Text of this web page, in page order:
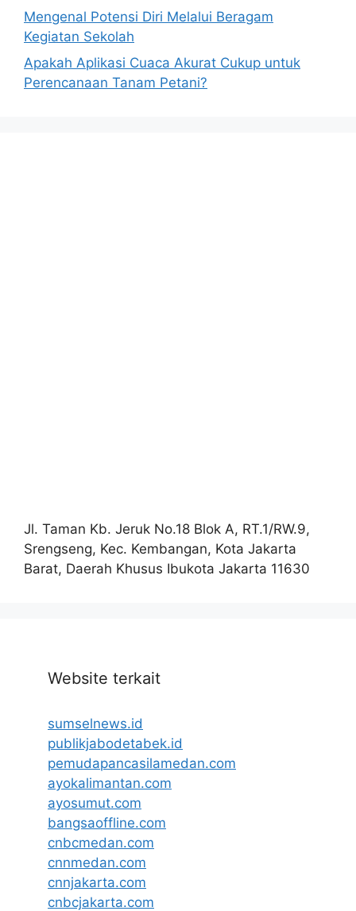
Mengenal Potensi Diri Melalui Beragam
Kegiatan Sekolah
Apakah Aplikasi Cuaca Akurat Cukup untuk
Perencanaan Tanam Petani?
Jl. Taman Kb. Jeruk No.18 Blok A, RT.1/RW.9,
Srengseng, Kec. Kembangan, Kota Jakarta
Barat, Daerah Khusus Ibukota Jakarta 11630
Website terkait
sumselnews.id
publikjabodetabek.id
pemudapancasilamedan.com
ayokalimantan.com
ayosumut.com
bangsaoffline.com
cnbcmedan.com
cnnmedan.com
cnnjakarta.com
cnbcjakarta.com